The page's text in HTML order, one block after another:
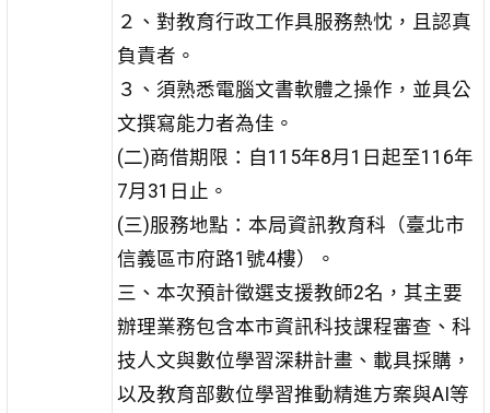
２、對教育行政工作具服務熱忱，且認真
負責者。
３、須熟悉電腦文書軟體之操作，並具公
文撰寫能力者為佳。
(二)商借期限：自115年8月1日起至116年
7月31日止。
(三)服務地點：本局資訊教育科（臺北市
信義區市府路1號4樓）。
三、本次預計徵選支援教師2名，其主要
辦理業務包含本市資訊科技課程審查、科
技人文與數位學習深耕計畫、載具採購，
以及教育部數位學習推動精進方案與AI等